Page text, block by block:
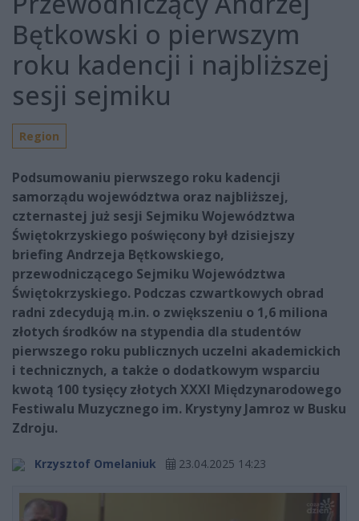
Bętkowski o pierwszym
roku kadencji i najbliższej
sesji sejmiku
Region
Podsumowaniu pierwszego roku kadencji
samorządu województwa oraz najbliższej,
czternastej już sesji Sejmiku Województwa
Świętokrzyskiego poświęcony był dzisiejszy
briefing Andrzeja Bętkowskiego,
przewodniczącego Sejmiku Województwa
Świętokrzyskiego. Podczas czwartkowych obrad
radni zdecydują m.in. o zwiększeniu o 1,6 miliona
złotych środków na stypendia dla studentów
pierwszego roku publicznych uczelni akademickich
i technicznych, a także o dodatkowym wsparciu
kwotą 100 tysięcy złotych XXXI Międzynarodowego
Festiwalu Muzycznego im. Krystyny Jamroz w Busku
Zdroju.
Krzysztof Omelaniuk 23.04.2025 14:23